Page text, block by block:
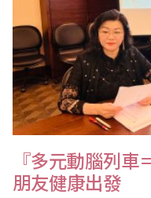
『多元動腦列
朋友健康出發